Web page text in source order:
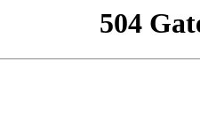
504